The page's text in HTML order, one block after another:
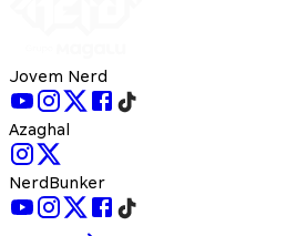
Jovem Nerd
Azaghal
NerdBunker